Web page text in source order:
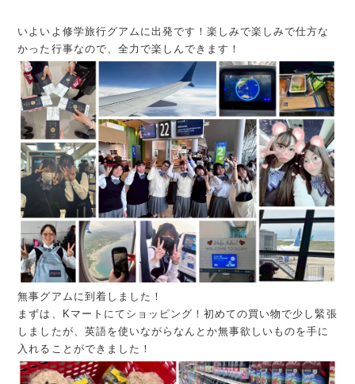
いよいよ修学旅行グアムに出発です！楽しみで楽しみで仕方な
かった行事なので、全力で楽しんできます！
無事グアムに到着しました！
まずは、Kマートにてショッピング！初めての買い物で少し緊張
しましたが、英語を使いながらなんとか無事欲しいものを手に
入れることができました！